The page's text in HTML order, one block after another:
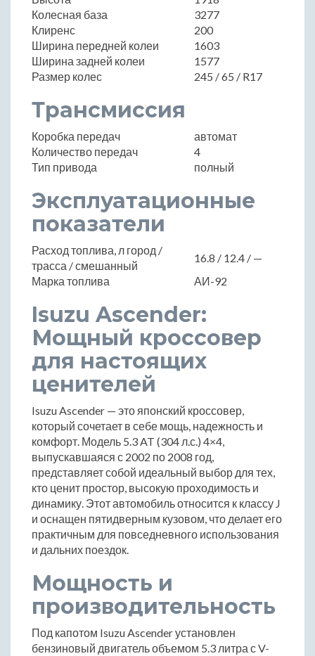
Колесная база
3277
Клиренс
200
Ширина передней колеи
1603
Ширина задней колеи
1577
Размер колес
245 / 65 / R17
Трансмиссия
Коробка передач
автомат
Количество передач
4
Тип привода
полный
Эксплуатационные
показатели
Расход топлива, л город /
трасса / смешанный
16.8 / 12.4 / —
Марка топлива
АИ-92
Isuzu Ascender:
Мощный кроссовер
для настоящих
ценителей
Isuzu Ascender — это японский кроссовер,
который сочетает в себе мощь, надежность и
комфорт. Модель 5.3 AT (304 л.с.) 4×4,
выпускавшаяся с 2002 по 2008 год,
представляет собой идеальный выбор для тех,
кто ценит простор, высокую проходимость и
динамику. Этот автомобиль относится к классу J
и оснащен пятидверным кузовом, что делает его
практичным для повседневного использования
и дальних поездок.
Мощность и
производительность
Под капотом Isuzu Ascender установлен
бензиновый двигатель объемом 5.3 литра с V-